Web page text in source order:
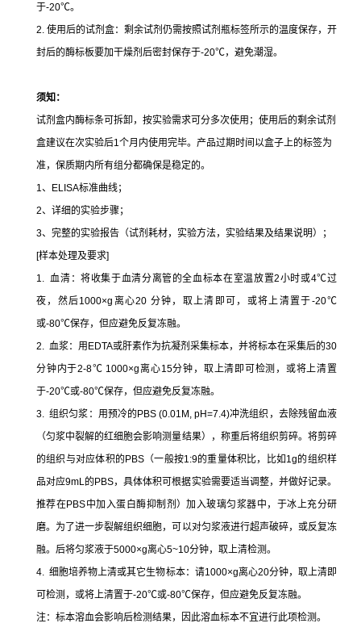
于-20℃。
2. 使用后的试剂盒：剩余试剂仍需按照试剂瓶标签所示的温度保存，开
封后的酶标板要加干燥剂后密封保存于-20℃，避免潮湿。
须知：
试剂盒内酶标条可拆卸，按实验需求可分多次使用；使用后的剩余试剂
盒建议在次实验后1个月内使用完毕。产品过期时间以盒子上的标签为
准，保质期内所有组分都确保是稳定的。
1、ELISA标准曲线；
2、详细的实验步骤；
3、完整的实验报告（试剂耗材，实验方法，实验结果及结果说明）；
[样本处理及要求]
1. 血清：将收集于血清分离管的全血标本在室温放置2小时或4℃过
夜，然后1000×g离心20 分钟，取上清即可，或将上清置于-20℃
或-80℃保存，但应避免反复冻融。
2. 血浆：用EDTA或肝素作为抗凝剂采集标本，并将标本在采集后的30
分钟内于2-8℃ 1000×g离心15分钟，取上清即可检测，或将上清置
于-20℃或-80℃保存，但应避免反复冻融。
3. 组织匀浆：用预冷的PBS (0.01M, pH=7.4)冲洗组织，去除残留血液
（匀浆中裂解的红细胞会影响测量结果），称重后将组织剪碎。将剪碎
的组织与对应体积的PBS（一般按1:9的重量体积比，比如1g的组织样
品对应9mL的PBS，具体体积可根据实验需要适当调整，并做好记录。
推荐在PBS中加入蛋白酶抑制剂）加入玻璃匀浆器中，于冰上充分研
磨。为了进一步裂解组织细胞，可以对匀浆液进行超声破碎，或反复冻
融。后将匀浆液于5000×g离心5~10分钟，取上清检测。
4. 细胞培养物上清或其它生物标本：请1000×g离心20分钟，取上清即
可检测，或将上清置于-20℃或-80℃保存，但应避免反复冻融。
注：标本溶血会影响后检测结果，因此溶血标本不宜进行此项检测。